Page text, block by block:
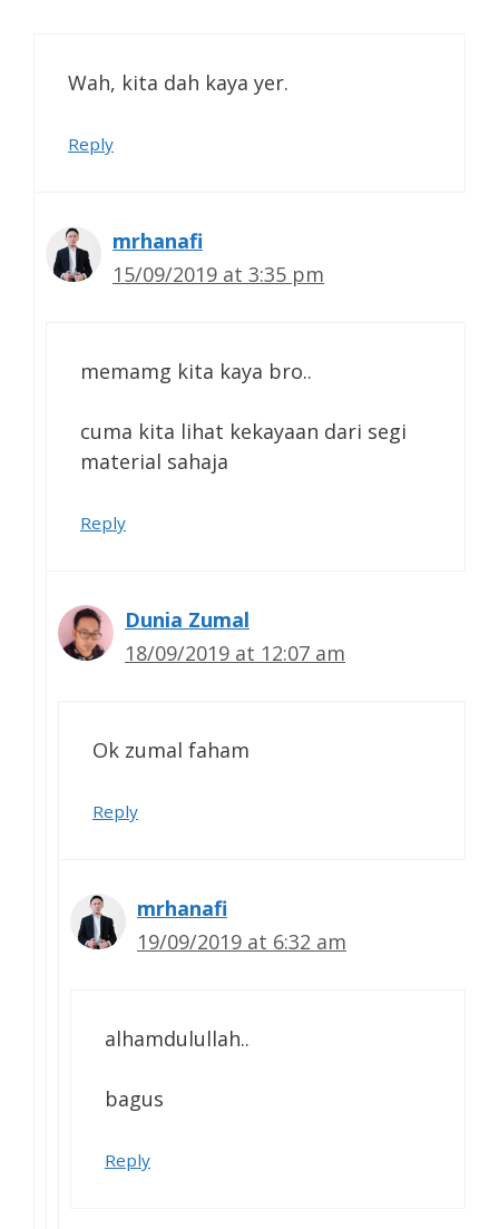
Wah, kita dah kaya yer.
Reply
mrhanafi
15/09/2019 at 3:35 pm
memamg kita kaya bro..
cuma kita lihat kekayaan dari segi
material sahaja
Reply
Dunia Zumal
18/09/2019 at 12:07 am
Ok zumal faham
Reply
mrhanafi
19/09/2019 at 6:32 am
alhamdulullah..
bagus
Reply